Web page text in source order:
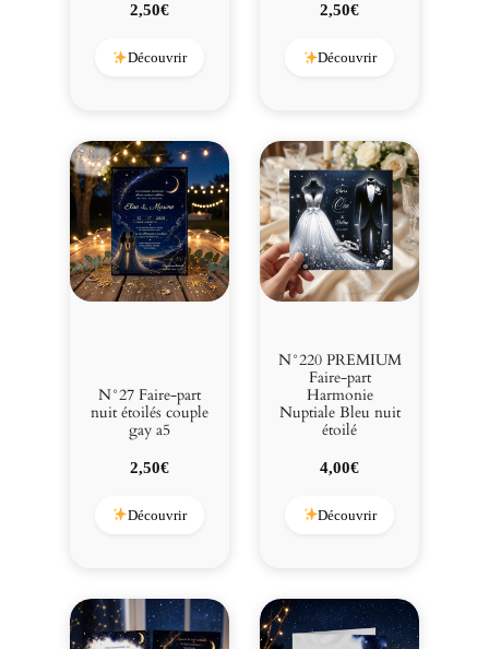
2,50€
Découvrir
2,50€
Découvrir
N°27 Faire-part
nuit étoilés couple
gay a5
2,50€
Découvrir
N°220 PREMIUM
Faire-part
Harmonie
Nuptiale Bleu nuit
étoilé
4,00€
Découvrir